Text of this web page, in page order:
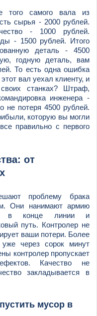
того самого вала из
сырья - 2000 рублей.
- 1000 рублей.
- 1500 рублей. Итого
деталь - 4500
годную деталь, вам
То есть одна ошибка
вал уехал клиенту, и
станках? Штраф,
инженера -
не потеря 4500 рублей.
которую вы могли
правильно с первого
от
проблему брака
Они нанимают армию
в конце линии и
путь. Контролер не
ваши потери. Более
уже через сорок минут
контролер пропускает
Качество не
закладывается в
мусор в